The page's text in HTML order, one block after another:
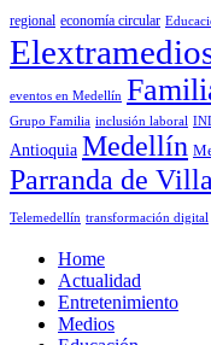
regional economía circular
eventos en Medellín
Grupo Familia inclusión laboral
Antioquia Medellín
Parranda de
Telemedellín transformación digital
Home
Actualidad
Entretenimiento
Medios